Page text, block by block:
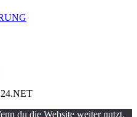
du die Website weiter nutzt,